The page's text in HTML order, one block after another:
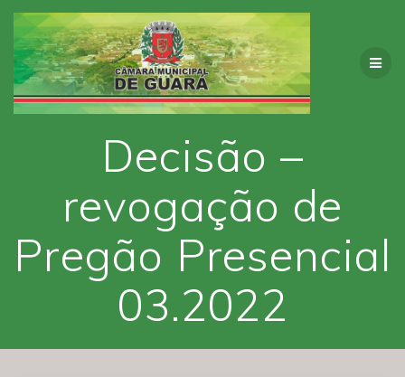
Decisão –
revogação de
Pregão Presencial
03.2022